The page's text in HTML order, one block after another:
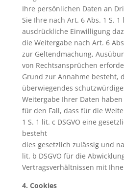
Ihre persönlichen Daten an
Sie Ihre nach Art. 6 Abs. 1 S. 1
ausdrückliche Einwilligung
die Weitergabe nach Art. 6
zur Geltendmachung,
von Rechtsansprüchen
Grund zur Annahme besteht,
überwiegendes
Weitergabe Ihrer Daten haben
für den Fall, dass für die
1 S. 1 lit. c DSGVO eine
besteht
dies gesetzlich zulässig und
lit. b DSGVO für die
Vertragsverhältnissen mit
4. Cookies